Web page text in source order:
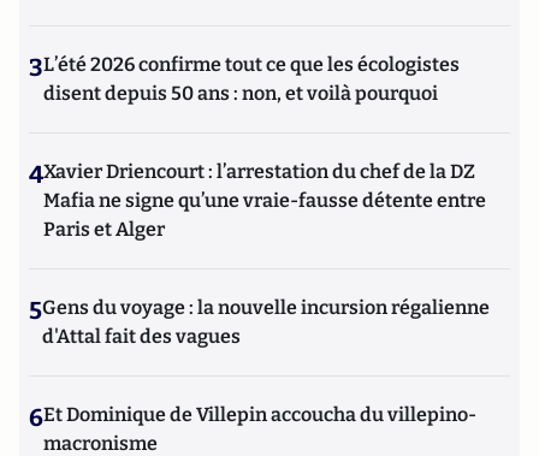
3L’été 2026 confirme tout ce que les écologistes
disent depuis 50 ans : non, et voilà pourquoi
4Xavier Driencourt : l’arrestation du chef de la DZ
Mafia ne signe qu’une vraie-fausse détente entre
Paris et Alger
5Gens du voyage : la nouvelle incursion régalienne
d'Attal fait des vagues
6Et Dominique de Villepin accoucha du villepino-
macronisme